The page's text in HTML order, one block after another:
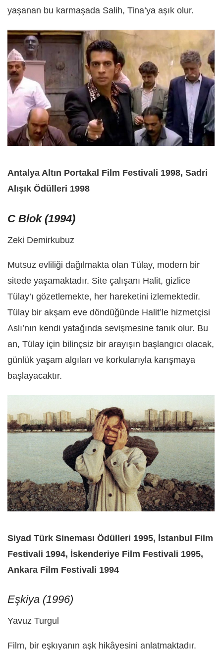
yaşanan bu karmaşada Salih, Tina’ya aşık olur.
Antalya Altın Portakal Film Festivali 1998, Sadri
Alışık Ödülleri 1998
C Blok (1994)
Zeki Demirkubuz
Mutsuz evliliği dağılmakta olan Tülay, modern bir
sitede yaşamaktadır. Site çalışanı Halit, gizlice
Tülay’ı gözetlemekte, her hareketini izlemektedir.
Tülay bir akşam eve döndüğünde Halit’le hizmetçisi
Aslı’nın kendi yatağında sevişmesine tanık olur. Bu
an, Tülay için bilinçsiz bir arayışın başlangıcı olacak,
günlük yaşam algıları ve korkularıyla karışmaya
başlayacaktır.
Siyad Türk Sineması Ödülleri 1995, İstanbul Film
Festivali 1994, İskenderiye Film Festivali 1995,
Ankara Film Festivali 1994
Eşkiya (1996)
Yavuz Turgul
Film, bir eşkıyanın aşk hikâyesini anlatmaktadır.